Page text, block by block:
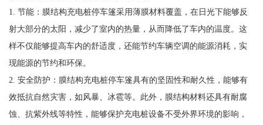
1. 节能：膜结构充电桩停车篷采用薄膜材料覆盖，在日光下能够反
射大部分的太阳，减少了室内的热量，从而降低了车内的温度。这
样不仅能够提高车内的舒适度，还能节约车辆空调的能源消耗，实
现能源的节约和环保。
2. 安全防护：膜结构充电桩停车篷具有的坚固性和耐久性，能够有
效抵抗自然灾害，如风暴、冰雹等。此外，膜结构材料还具有耐腐
蚀、抗紫外线等特性，能够保护充电桩设备不受外界环境的影响，